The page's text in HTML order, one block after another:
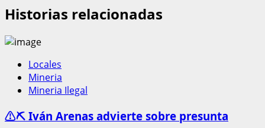
Historias relacionadas
Locales
Mineria
Mineria Ilegal
⚠️⛏️ Iván Arenas advierte sobre presunta